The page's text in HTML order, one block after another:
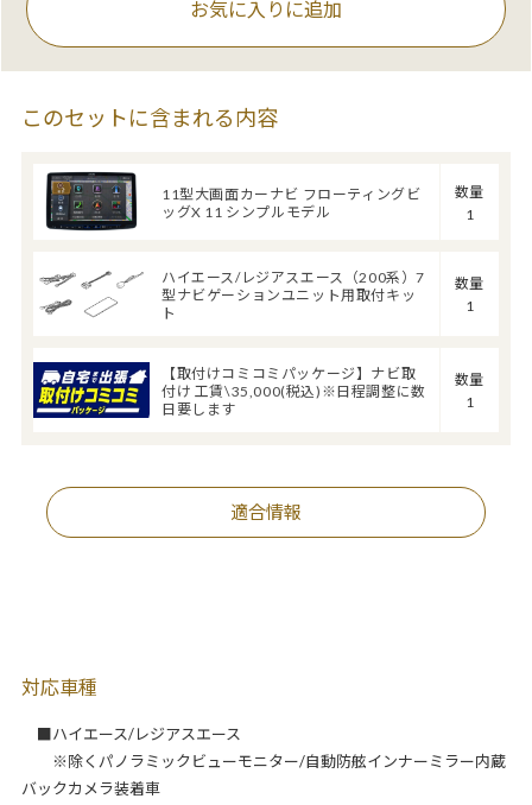
お気に入りに追加
このセットに含まれる内容
11型大画面カーナビ フローティングビ
ッグX 11 シンプルモデル
数量
1
ハイエース/レジアスエース（200系）7
型ナビゲーションユニット用取付キッ
ト
数量
1
【取付けコミコミパッケージ】ナビ取
付け 工賃\35,000(税込)※日程調整に数
日要します
数量
1
適合情報
対応車種
■ハイエース/レジアスエース
※除くパノラミックビューモニター/自動防舷インナーミラー内蔵
バックカメラ装着車